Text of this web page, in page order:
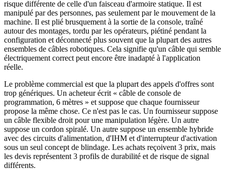
risque différente de celle d'un faisceau d'armoire statique. Il est
manipulé par des personnes, pas seulement par le mouvement de la
machine. Il est plié brusquement à la sortie de la console, traîné
autour des montages, tordu par les opérateurs, piétiné pendant la
configuration et déconnecté plus souvent que la plupart des autres
ensembles de câbles robotiques. Cela signifie qu'un câble qui semble
électriquement correct peut encore être inadapté à l'application
réelle.
Le problème commercial est que la plupart des appels d'offres sont
trop génériques. Un acheteur écrit « câble de console de
programmation, 6 mètres » et suppose que chaque fournisseur
propose la même chose. Ce n'est pas le cas. Un fournisseur suppose
un câble flexible droit pour une manipulation légère. Un autre
suppose un cordon spiralé. Un autre suppose un ensemble hybride
avec des circuits d'alimentation, d'IHM et d'interrupteur d'activation
sous un seul concept de blindage. Les achats reçoivent 3 prix, mais
les devis représentent 3 profils de durabilité et de risque de signal
différents.